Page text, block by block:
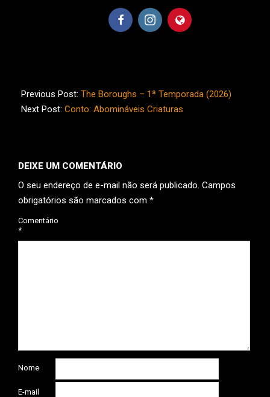
06-
19
Previous Post: The Boroughs – 1ª Temporada (2026)
Next Post: Conto: Abomináveis Criaturas
DEIXE UM COMENTÁRIO
O seu endereço de e-mail não será publicado. Campos
obrigatórios são marcados com *
Comentário
*
Nome
E-mail